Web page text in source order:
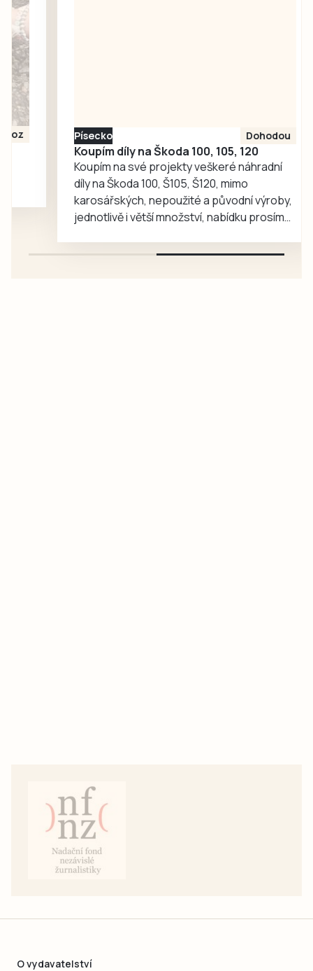
Písecko Dohodou
Koupím díly na Škoda 100, 105, 120
Koupím na své projekty veškeré náhradní
díly na Škoda 100, Š105, Š120, mimo
karosářských, nepoužité a původní výroby,
jednotlivě i větší množství, nabídku prosím
O vydavatelství